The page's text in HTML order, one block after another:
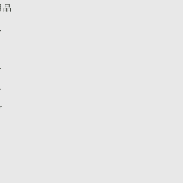
根っこが折れたか・・・が考えられま
根っこや、歯の周りの骨に影響してい
骨が折れてはいないか？）をレントゲ
ります。（目安２〜３週間）
により歯を残すことが厳しいと診断さ